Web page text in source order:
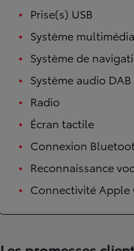
Prise(s) USB
Système multimédia
Système de
Système audio DAB
Radio
Écran tactile
Connexion
Reconnaissance
Connectivité